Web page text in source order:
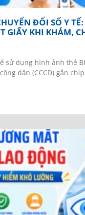
ĐỔI SỐ Y TẾ:
GIẤY KHI KHÁM,
sử dụng hình ảnh thẻ
dân (CCCD) gắn